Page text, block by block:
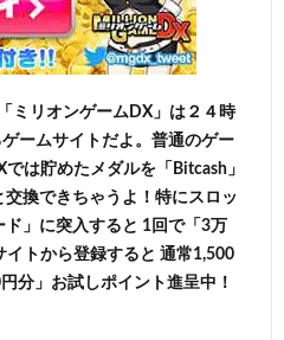
ミリオンゲームDX」は２４時
ームサイトだよ。普通のゲー
は貯めたメダルを「Bitcash」
換できちゃうよ！特にスロッ
ド」に突入すると 1回で「3万
イトから登録すると 通常1,500
分」お試しポイント進呈中！